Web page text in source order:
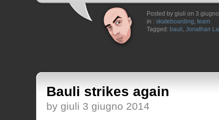
Posted by giuli on 3
in : skateboarding, team
Tagged: bauli, Jonathan
Bauli strikes again
by giuli 3 giugno 2014